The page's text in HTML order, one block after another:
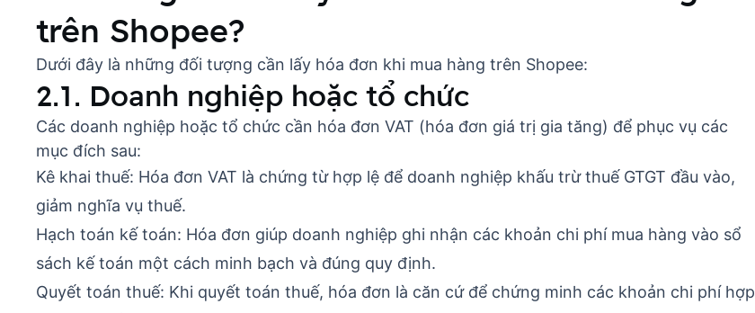
trên Shopee?
Dưới đây là những đối tượng cần lấy hóa đơn khi mua hàng trên Shopee:
2.1. Doanh nghiệp hoặc tổ chức
Các doanh nghiệp hoặc tổ chức cần hóa đơn VAT (hóa đơn giá trị gia tăng) để phục vụ các
mục đích sau:
Kê khai thuế: Hóa đơn VAT là chứng từ hợp lệ để doanh nghiệp khấu trừ thuế GTGT đầu vào,
giảm nghĩa vụ thuế.
Hạch toán kế toán: Hóa đơn giúp doanh nghiệp ghi nhận các khoản chi phí mua hàng vào sổ
sách kế toán một cách minh bạch và đúng quy định.
Quyết toán thuế: Khi quyết toán thuế, hóa đơn là căn cứ để chứng minh các khoản chi phí hợp